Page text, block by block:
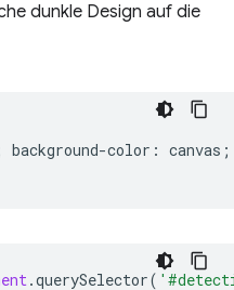
dunkle Design auf die
background-color:
.querySelector(